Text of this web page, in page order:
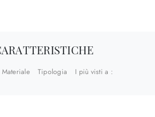
Materiale Tipologia I più visti a :